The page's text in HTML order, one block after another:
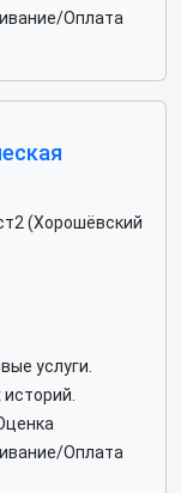
Оплата
(Хорошёвский
услуги.
Оплата